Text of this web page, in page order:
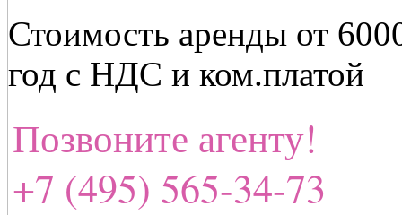
Стоимость аренды от
год с НДС и ком.платой
Позвоните агенту!
+7 (495) 565-34-73